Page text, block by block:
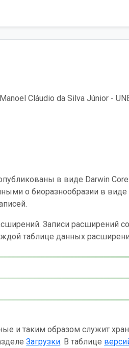
Cláudio da Silva Júnior -
в виде Darwin
о биоразнообразии в виде
Записи расширений
таблице данных
и таким образом служит
Загрузки. В таблице